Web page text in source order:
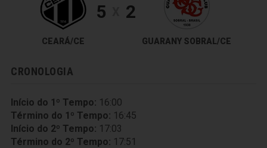
CEARÁ/CE
5 2
GUARANY SOBRAL/CE
CRONOLOGIA
Início do 1º Tempo: 16:00
Término do 1º Tempo: 16:45
Início do 2º Tempo: 17:03
Término do 2º Tempo: 17:51